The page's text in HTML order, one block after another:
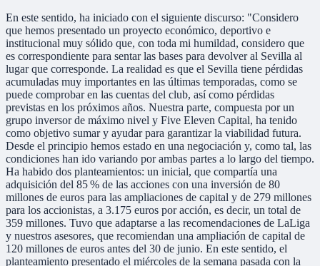
En este sentido, ha iniciado con el siguiente discurso: "Considero
que hemos presentado un proyecto económico, deportivo e
institucional muy sólido que, con toda mi humildad, considero que
es correspondiente para sentar las bases para devolver al Sevilla al
lugar que corresponde. La realidad es que el Sevilla tiene pérdidas
acumuladas muy importantes en las últimas temporadas, como se
puede comprobar en las cuentas del club, así como pérdidas
previstas en los próximos años. Nuestra parte, compuesta por un
grupo inversor de máximo nivel y Five Eleven Capital, ha tenido
como objetivo sumar y ayudar para garantizar la viabilidad futura.
Desde el principio hemos estado en una negociación y, como tal, las
condiciones han ido variando por ambas partes a lo largo del tiempo.
Ha habido dos planteamientos: un inicial, que compartía una
adquisición del 85 % de las acciones con una inversión de 80
millones de euros para las ampliaciones de capital y de 279 millones
para los accionistas, a 3.175 euros por acción, es decir, un total de
359 millones. Tuvo que adaptarse a las recomendaciones de LaLiga
y nuestros asesores, que recomiendan una ampliación de capital de
120 millones de euros antes del 30 de junio. En este sentido, el
planteamiento presentado el miércoles de la semana pasada con la